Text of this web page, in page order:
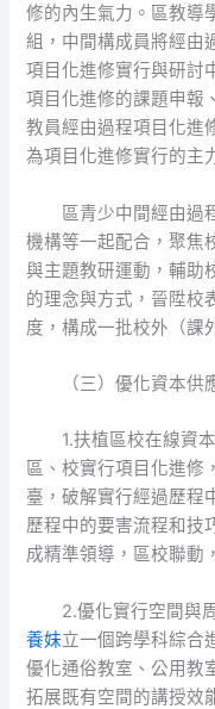
修的內生氣力。區教導
組，中間構成員將經由
項目化進修實行與研討
項目化進修的課題申報
教員經由過程項目化進
為項目化進修實行的主
區青少中間經由過程
機構等一起配合，聚焦
與主題教研運動，輔助
的理念與方式，晉陞校
度，構成一批校外（課
（三）優化資本供
1.扶植區校在線資本
區、校實行項目化進修
臺，破解實行經過歷程
歷程中的要害流程和技
成精準領導，區校聯動
2.優化實行空間與周
養妹立一個跨學科綜合
優化通俗教室、公用教
拓展既有空間的講授效